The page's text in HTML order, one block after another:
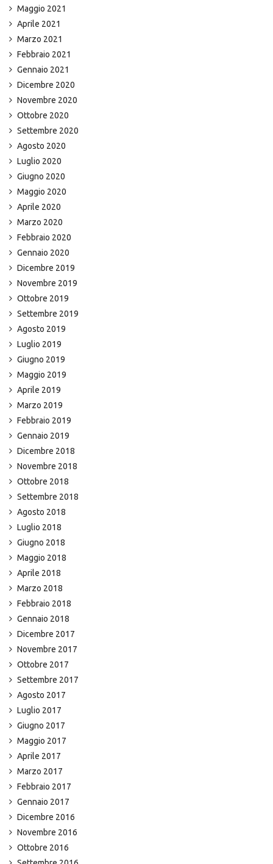
Maggio 2021
Aprile 2021
Marzo 2021
Febbraio 2021
Gennaio 2021
Dicembre 2020
Novembre 2020
Ottobre 2020
Settembre 2020
Agosto 2020
Luglio 2020
Giugno 2020
Maggio 2020
Aprile 2020
Marzo 2020
Febbraio 2020
Gennaio 2020
Dicembre 2019
Novembre 2019
Ottobre 2019
Settembre 2019
Agosto 2019
Luglio 2019
Giugno 2019
Maggio 2019
Aprile 2019
Marzo 2019
Febbraio 2019
Gennaio 2019
Dicembre 2018
Novembre 2018
Ottobre 2018
Settembre 2018
Agosto 2018
Luglio 2018
Giugno 2018
Maggio 2018
Aprile 2018
Marzo 2018
Febbraio 2018
Gennaio 2018
Dicembre 2017
Novembre 2017
Ottobre 2017
Settembre 2017
Agosto 2017
Luglio 2017
Giugno 2017
Maggio 2017
Aprile 2017
Marzo 2017
Febbraio 2017
Gennaio 2017
Dicembre 2016
Novembre 2016
Ottobre 2016